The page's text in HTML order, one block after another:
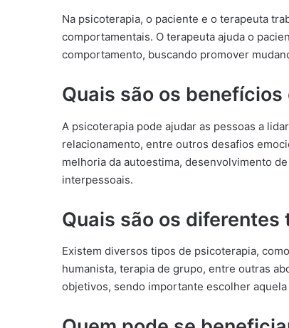
Na psicoterapia, o paciente e o terapeuta
comportamentais. O terapeuta ajuda o
comportamento, buscando promover
Quais são os
A psicoterapia pode ajudar as pessoas a
relacionamento, entre outros desafios
melhoria da autoestima, desenvolvimento
interpessoais.
Quais são os
Existem diversos tipos de psicoterapia,
humanista, terapia de grupo, entre outras
objetivos, sendo importante escolher